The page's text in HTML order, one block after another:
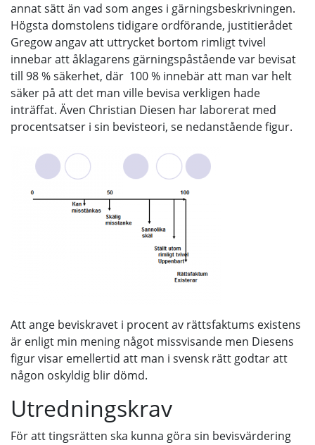
annat sätt än vad som anges i gärningsbeskrivningen.
Högsta domstolens tidigare ordförande, justitierådet
Gregow angav att uttrycket bortom rimligt tvivel
innebar att åklagarens gärningspåstående var bevisat
till 98 % säkerhet, där 100 % innebär att man var helt
säker på att det man ville bevisa verkligen hade
inträffat. Även Christian Diesen har laborerat med
procentsatser i sin bevisteori, se nedanstående figur.
Att ange beviskravet i procent av rättsfaktums existens
är enligt min mening något missvisande men Diesens
figur visar emellertid att man i svensk rätt godtar att
någon oskyldig blir dömd.
Utredningskrav
För att tingsrätten ska kunna göra sin bevisvärdering